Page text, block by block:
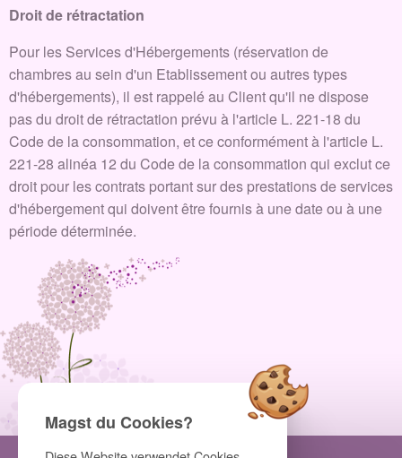
Droit de rétractation
Pour les Services d'Hébergements (réservation de
chambres au sein d'un Etablissement ou autres types
d'hébergements), il est rappelé au Client qu'il ne dispose
pas du droit de rétractation prévu à l'article L. 221-18 du
Code de la consommation, et ce conformément à l'article L.
221-28 alinéa 12 du Code de la consommation qui exclut ce
droit pour les contrats portant sur des prestations de services
d'hébergement qui doivent être fournis à une date ou à une
période déterminée.
Magst du Cookies?